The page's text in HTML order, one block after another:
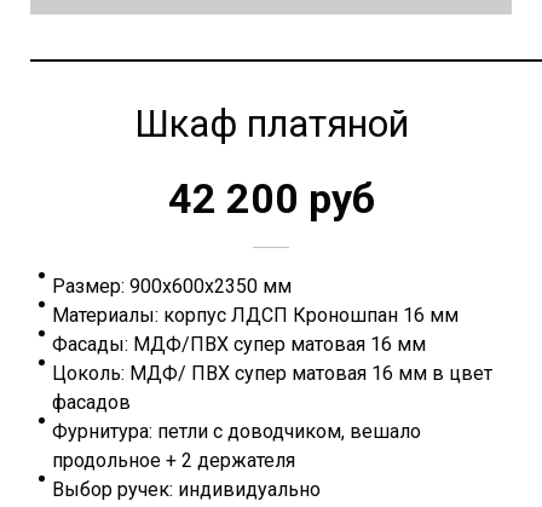
Шкаф платяной
42 200 руб
Размер: 900х600х2350 мм
Материалы: корпус ЛДСП Кроношпан 16 мм
Фасады: МДФ/ПВХ супер матовая 16 мм
Цоколь: МДФ/ ПВХ супер матовая 16 мм в цвет
фасадов
Фурнитура: петли с доводчиком, вешало
продольное + 2 держателя
Выбор ручек: индивидуально